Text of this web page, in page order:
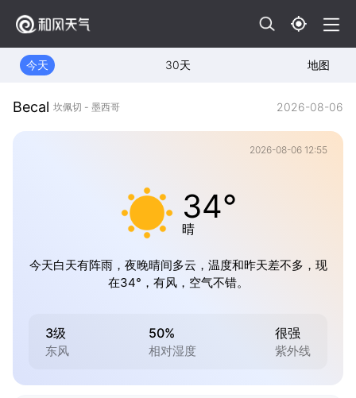
今天 30天 地图
Becal 坎佩切 - 墨西哥 2026-08-06
2026-08-06 12:55
34°
晴
今天白天有阵雨，夜晚晴间多云，温度和昨天差不多，现
在34°，有风，空气不错。
3级
东风
50%
相对湿度
很强
紫外线